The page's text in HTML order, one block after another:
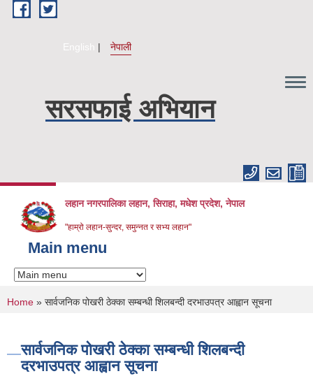
Skip to main content
English नेपाली
सरसफाई अभियान
लहान नगरपालिका लहान, सिराहा, मधेश प्रदेश, नेपाल
"हाम्रो लहान-सुन्दर, समुन्नत र सभ्य लहान"
Main menu
You are here
Home » सार्वजनिक पोखरी ठेक्का सम्बन्धी शिलबन्दी दरभाउपत्र आह्वान सूचना
सार्वजनिक पोखरी ठेक्का सम्बन्धी शिलबन्दी
दरभाउपत्र आह्वान सूचना